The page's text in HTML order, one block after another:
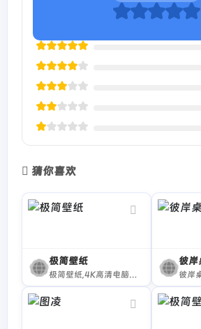
猜你喜欢
极简壁纸
极简壁纸,4K高清电脑桌面壁纸图库
彼岸